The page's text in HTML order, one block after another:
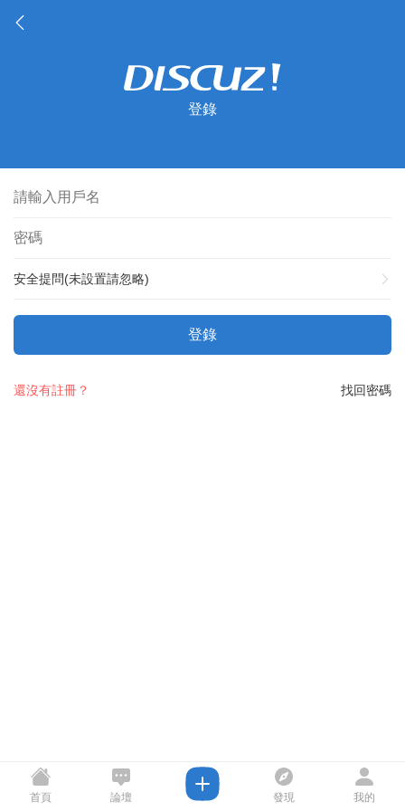
登錄
安全提問(未設置請忽略)
登錄
找回密碼
還沒有註冊？
首頁 論壇 發現 我的